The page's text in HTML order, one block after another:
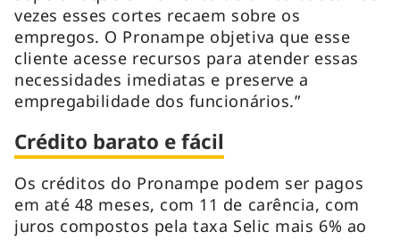
vezes esses cortes recaem sobre os
empregos. O Pronampe objetiva que esse
cliente acesse recursos para atender essas
necessidades imediatas e preserve a
empregabilidade dos funcionários.”
Crédito barato e fácil
Os créditos do Pronampe podem ser pagos
em até 48 meses, com 11 de carência, com
juros compostos pela taxa Selic mais 6% ao